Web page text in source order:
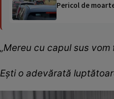
Pericol de
„Mereu cu capul sus
Ești o adevărată